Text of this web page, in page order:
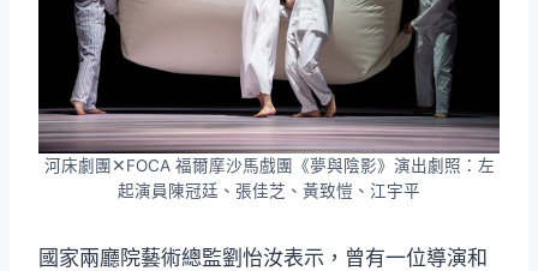
河床劇團✕FOCA 福爾摩沙馬戲團《夢與陰影》演出劇照：左
起演員陳冠廷、張佳芝、黃致愷、江宇平
國家兩廳院藝術總監劉怡汝表示，曾有一位導演和